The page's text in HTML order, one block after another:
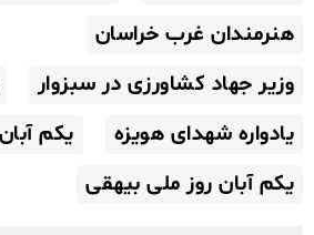
هنرمندان غرب خراسان
وزیر جهاد کشاورزی در سبزوار
یادواره شهدای هویزه
یکم آبان
یکم آبان روز ملی بیهقی